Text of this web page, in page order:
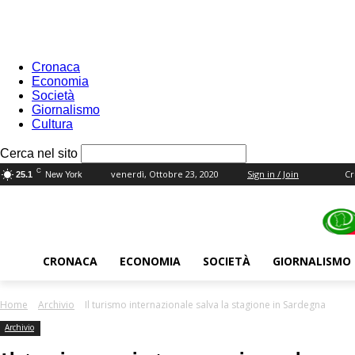
Cronaca
Economia
Società
Giornalismo
Cultura
your password
Cerca nel sito
25.1 C New York venerdì, Ottobre 23, 2020 Sign in / Join
CRONACA ECONOMIA SOCIETÀ GIORNALISMO
Home Archivio Il turismo internazionale salva la stagione in Sardegna
Archivio